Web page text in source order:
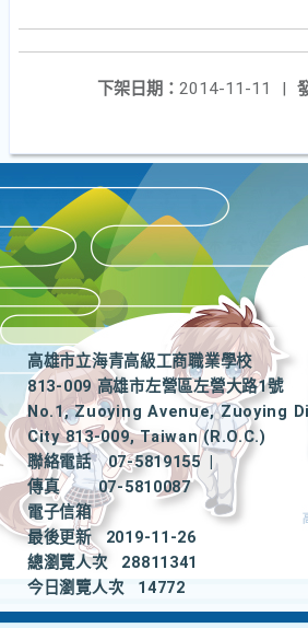
下架日期： 2014-11-11
|
高雄市立海青高級工商職業學校
813-009 高雄市左營區左營大路1號
No.1, Zuoying Avenue, Zuoying
City 813-009, Taiwan (R.O.C.)
聯絡電話
07-5819155
|
傳真
07-5810087
電子信箱
最後更新
2019-11-26
總瀏覽人次
28811341
今日瀏覽人次
14772